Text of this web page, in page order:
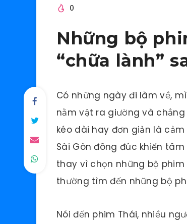
0
Những bộ
“chữa lành”
Có những ngày đi làm về,
nằm vật ra giường và
kéo dài hay đơn giản là
Sài Gòn đông đúc khiến
thay vì chọn những bộ
thường tìm đến những bộ
Nói đến phim Thái, nhiều